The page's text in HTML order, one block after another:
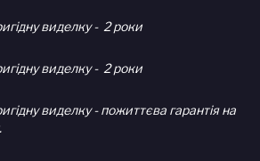
виделку - 2 роки
виделку - 2 роки
виделку - пожиттєва гарантія на